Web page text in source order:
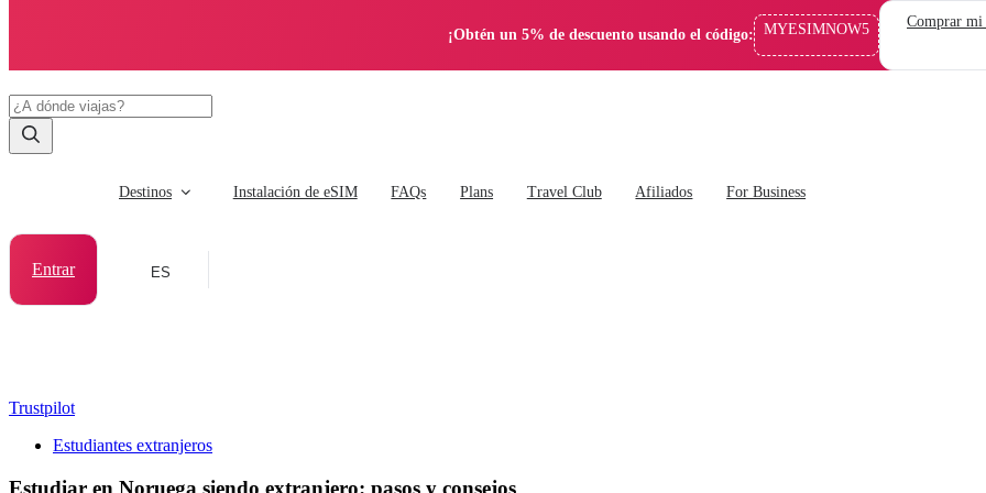
¡Obtén un 5% de descuento usando el código: MYESIMNOW5 Comprar
Destinos Instalación de eSIM FAQs Plans Travel Club Afiliados For Business
Entrar ES
Trustpilot
Estudiantes extranjeros
Estudiar en Noruega siendo extranjero: pasos y consejos